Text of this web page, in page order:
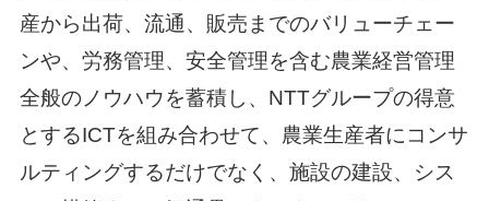
産から出荷、流通、販売までのバリューチェー
ンや、労務管理、安全管理を含む農業経営管理
全般のノウハウを蓄積し、NTTグループの得意
とするICTを組み合わせて、農業生産者にコンサ
ルティングするだけでなく、施設の建設、シス